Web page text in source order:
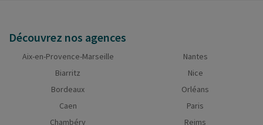
Découvrez nos agences
Aix-en-Provence-Marseille
Biarritz
Bordeaux
Caen
Chambéry
Nantes
Nice
Orléans
Paris
Reims